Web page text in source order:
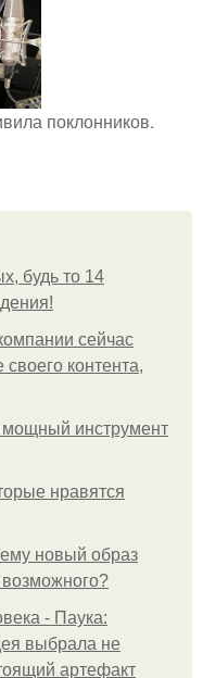
поклонников.
будь то 14
сейчас
контента,
мощный инструмент
нравятся
новый образ
- Паука:
выбрала не
артефакт